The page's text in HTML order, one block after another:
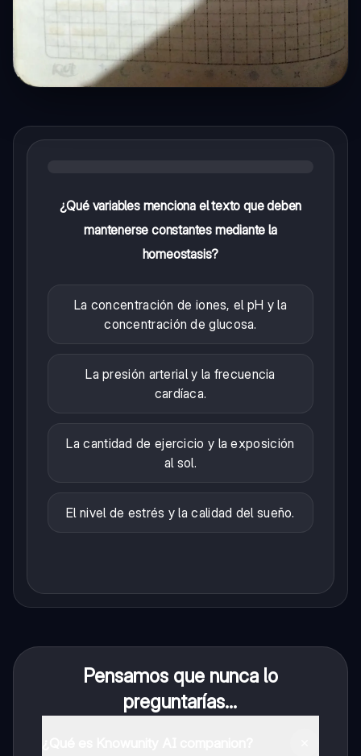
¿Qué variables menciona el texto que deben
mantenerse constantes mediante la
homeostasis?
La concentración de iones, el pH y la
concentración de glucosa.
La presión arterial y la frecuencia
cardíaca.
La cantidad de ejercicio y la exposición
al sol.
El nivel de estrés y la calidad del sueño.
Pensamos que nunca lo
preguntarías...